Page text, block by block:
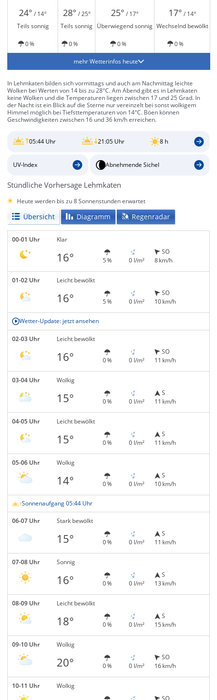
24° / 14° 28° / 25° 25° / 17° 17° / 14°
Teils sonnig
Teils sonnig Überwiegend sonnig Wechselnd bewölkt
0 % 0 % 0 % 0 %
mehr Wetterinfos heute
In Lehmkaten bilden sich vormittags und auch am Nachmittag leichte
Wolken bei Werten von 14 bis zu 28°C. Am Abend gibt es in Lehmkaten
keine Wolken und die Temperaturen liegen zwischen 17 und 25 Grad. In
der Nacht ist ein Blick auf die Sterne nur vereinzelt bei sonst wolkigem
Himmel möglich bei Tiefsttemperaturen von 14°C. Böen können
Geschwindigkeiten zwischen 16 und 36 km/h erreichen.
05:44 Uhr 21:05 Uhr 8 h
UV-Index Abnehmende Sichel
Stündliche Vorhersage Lehmkaten
Heute werden bis zu 8 Sonnenstunden erwartet
Übersicht Diagramm Regenradar
00-01 Uhr Klar
16° 5 % 0 l/m²
SO
8 km/h
01-02 Uhr Leicht bewölkt
16° 5 % 0 l/m²
SO
10 km/h
Wetter-Update: jetzt ansehen
02-03 Uhr Leicht bewölkt
16° 0 % 0 l/m²
SO
11 km/h
03-04 Uhr Wolkig
15° 0 % 0 l/m²
S
11 km/h
04-05 Uhr Leicht bewölkt
15° 0 % 0 l/m²
S
11 km/h
05-06 Uhr Wolkig
14° 0 % 0 l/m²
S
10 km/h
Sonnenaufgang 05:44 Uhr
06-07 Uhr Stark bewölkt
15° 0 % 0 l/m²
S
11 km/h
07-08 Uhr Sonnig
16° 0 % 0 l/m²
S
13 km/h
08-09 Uhr Leicht bewölkt
18° 0 % 0 l/m²
S
15 km/h
09-10 Uhr Wolkig
20° 0 % 0 l/m²
SO
16 km/h
10-11 Uhr Wolkig
SO